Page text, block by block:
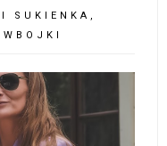
SUKIENKA,